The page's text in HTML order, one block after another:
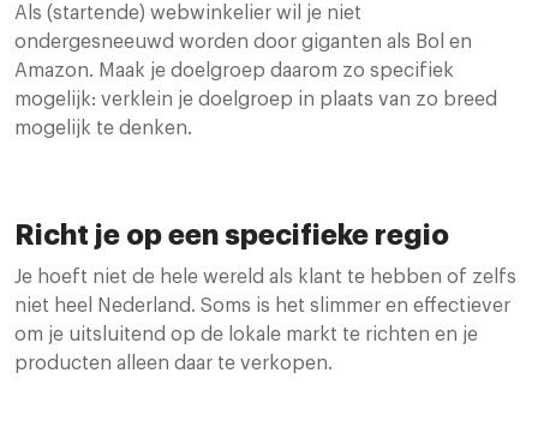
Als (startende) webwinkelier wil je niet
ondergesneeuwd worden door giganten als Bol en
Amazon. Maak je doelgroep daarom zo specifiek
mogelijk: verklein je doelgroep in plaats van zo breed
mogelijk te denken.
Richt je op een specifieke regio
Je hoeft niet de hele wereld als klant te hebben of zelfs
niet heel Nederland. Soms is het slimmer en effectiever
om je uitsluitend op de lokale markt te richten en je
producten alleen daar te verkopen.